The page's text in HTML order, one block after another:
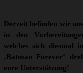
Derzeit befinden wir
in den
welches sich diesmal
‚Batman Forever‘
eure Unterstützung!